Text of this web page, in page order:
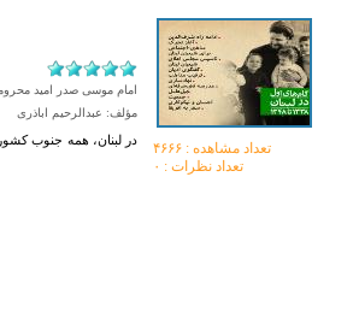
تعداد مشاهده :‌ ۴۶۶۶
تعداد نظرات : ۰
امام موسی صدر امید محرومان، ص
مؤلف: عبدالرحیم اباذری
در لبنان، همه جنوب